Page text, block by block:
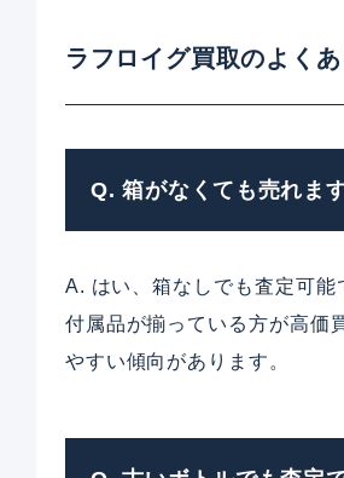
ラフロイグ買取のよく
Q. 箱がなくても売れま
A. はい、箱なしでも査定可能
付属品が揃っている方が高価
やすい傾向があります。